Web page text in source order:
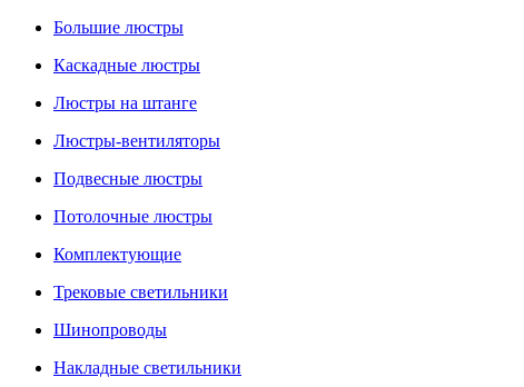
Большие люстры
Каскадные люстры
Люстры на штанге
Люстры-вентиляторы
Подвесные люстры
Потолочные люстры
Комплектующие
Трековые светильники
Шинопроводы
Накладные светильники